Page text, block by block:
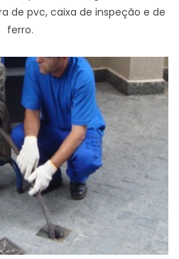
de pvc, caixa de inspeção e de
ferro.